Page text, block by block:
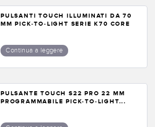
PULSANTI TOUCH ILLUMINATI DA 70
MM PICK-TO-LIGHT SERIE K70 CORE
Continua a leggere
PULSANTE TOUCH S22 PRO 22 MM
PROGRAMMABILE PICK-TO-LIGHT...